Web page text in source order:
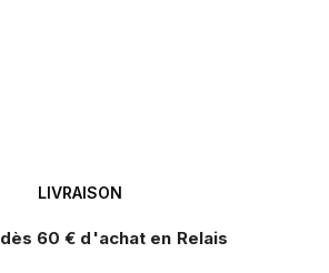
LIVRAISON
60 € d'achat en Relais